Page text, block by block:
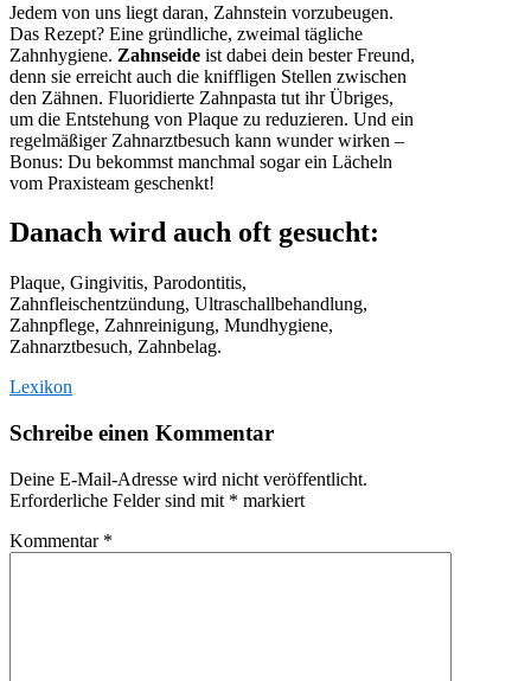
Jedem von uns liegt daran, Zahnstein vorzubeugen.
Das Rezept? Eine gründliche, zweimal tägliche
Zahnhygiene. Zahnseide ist dabei dein bester Freund,
denn sie erreicht auch die kniffligen Stellen zwischen
den Zähnen. Fluoridierte Zahnpasta tut ihr Übriges,
um die Entstehung von Plaque zu reduzieren. Und ein
regelmäßiger Zahnarztbesuch kann wunder wirken –
Bonus: Du bekommst manchmal sogar ein Lächeln
vom Praxisteam geschenkt!
Danach wird auch oft gesucht:
Plaque, Gingivitis, Parodontitis,
Zahnfleischentzündung, Ultraschallbehandlung,
Zahnpflege, Zahnreinigung, Mundhygiene,
Zahnarztbesuch, Zahnbelag.
Lexikon
Schreibe einen Kommentar
Deine E-Mail-Adresse wird nicht veröffentlicht.
Erforderliche Felder sind mit * markiert
Kommentar *